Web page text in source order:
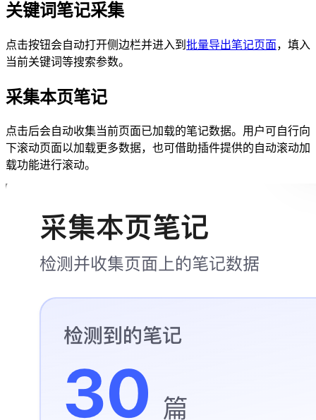
关键词笔记采集
点击按钮会自动打开侧边栏并进入到 批量导出笔记页面，填入
当前关键词等搜索参数。
采集本页笔记
点击后会自动收集当前页面已加载的笔记数据。用户可自行向
下滚动页面以加载更多数据，也可借助插件提供的自动滚动加
载功能进行滚动。